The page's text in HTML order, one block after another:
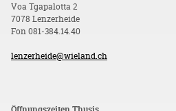
Voa Tgapalotta 2
7078 Lenzerheide
Fon 081-384.14.40
lenzerheide@wieland.ch